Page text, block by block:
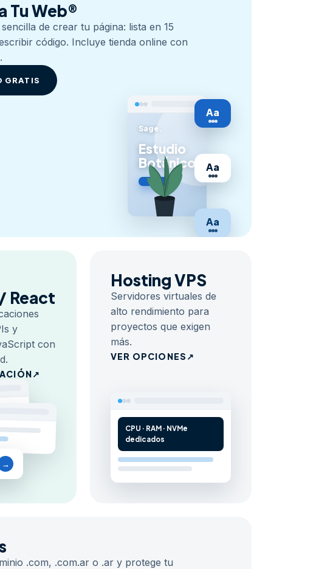
Tu Web®
de crear tu página: lista en 15
código. Incluye tienda online con
GRATIS
Sage.
Estudio
Botánico
Aa
Aa
Aa
React
y
con
↗
→
Hosting VPS
Servidores virtuales de
alto rendimiento para
proyectos que exigen
más.
VER OPCIONES ↗
CPU · RAM · NVMe
dedicados
.com, .com.ar o .ar y protege tu